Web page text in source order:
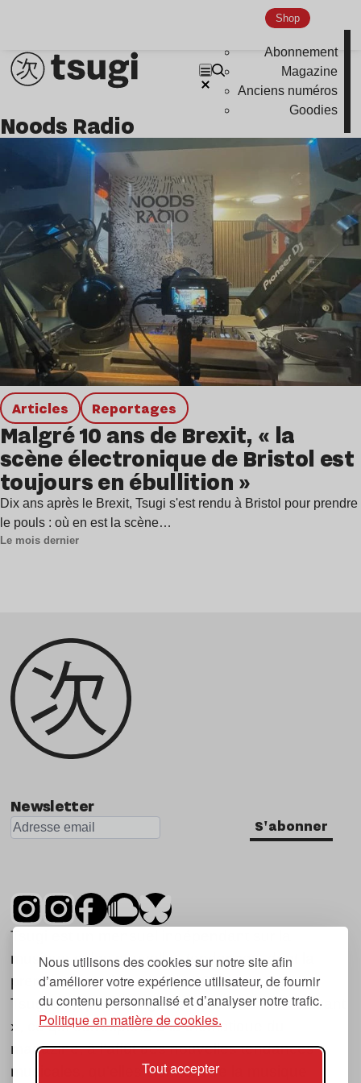
Nous utilisons des cookies sur notre site afin
d’améliorer votre expérience utilisateur, de fournir
du contenu personnalisé et d’analyser notre trafic.
Politique en matière de cookies.
Tout accepter
Shop
Abonnement
Magazine
Anciens numéros
Goodies
Noods Radio
Articles Reportages
Malgré 10 ans de Brexit, « la
scène électronique de Bristol est
toujours en ébullition »
Dix ans après le Brexit, Tsugi s'est rendu à Bristol pour prendre
le pouls : où en est la scène…
Le mois dernier
Newsletter
S'abonner
Tsugi est un mensuel indépendant sur la
musique et les nouvelles tendances, dont la
première parution date de 2007.
Tsugi en japonais signifie « prochain », « suivant
», ce qui correspond à la thématique du
magazine, à l’affût des nouvelles tendances
musicales, qu’elles viennent de la musique